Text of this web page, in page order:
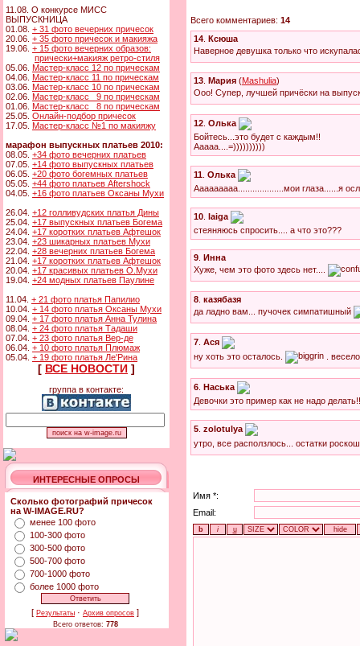
11.08. О конкурсе МИСС
ВЫПУСКНИЦА
01.08. + 31 фото вечерних причесок
20.06. + 35 фото причесок и макияжа
19.06. + 15 фото вечерних образов:
прически+макияж ретро-стиля
05.06. Мастер-класс 12 по прическам
04.06. Мастер-класс 11 по прическам
03.06. Мастер-класс 10 по прическам
02.06. Мастер-класс 9 по прическам
01.06. Мастер-класс 8 по прическам
25.05. Онлайн-подбор причесок
17.05. Мастер-класс №1 по макияжу
марафон выпускных платьев 2010:
08.05. +34 фото вечерних платьев
07.05. +14 фото выпускных платьев
06.05. +20 фото богемных платьев
05.05. +44 фото платьев Aftershock
04.05. +16 фото платьев Оксаны Мухи
26.04. +12 голливудских платья Дины
25.04. +17 выпускных платьев Богема
24.04. +17 коротких платьев Афтешок
23.04. +23 шикарных платьев Мухи
22.04. +28 вечерних платьев Богема
21.04. +17 коротких платьев Афтешок
20.04. +17 красивых платьев О.Мухи
19.04. +24 модных платьев Паулине
11.04. + 21 фото платья Папилио
10.04. + 14 фото платья Оксаны Мухи
09.04. + 17 фото платья Анна Тулина
08.04. + 24 фото платья Тадаши
07.04. + 23 фото платья Вер-де
06.04. + 10 фото платья Плюмаж
05.04. + 19 фото платья Ле'Рина
[ ВСЕ НОВОСТИ ]
группа в контакте:
ИНТЕРЕСНЫЕ ОПРОСЫ
Сколько фотографий причесок
на W-IMAGE.RU?
менее 100 фото
100-300 фото
300-500 фото
500-700 фото
700-1000 фото
более 1000 фото
[ Результаты · Архив опросов ]
Всего ответов: 778
Всего комментариев: 14
14
Ксюша
Наверное девушка только что
13 Мария (Mashulia)
Ооо! Супер, лучшей причёски на
12 Олька
Бойтесь...это будет с каждым!!
Ааааа....=))))))))))
11 Олька
Ааааааааа...................мои глаза......я
10 laiga
стеяняюсь спросить.... а что это???
9
Инна
Хуже, чем это фото здесь нет....
8 казябазя
да ладно вам... пучочек симпатишный
7 Ася
ну хоть это осталось.
.
6 Наська
Девочки это пример как не надо
5 zolotulya
утро, все расползлось... остатки
Имя *:
Email: